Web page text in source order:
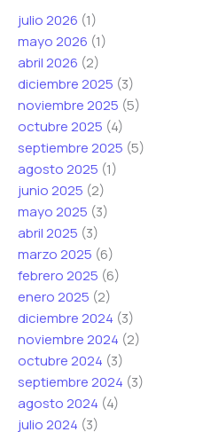
julio 2026 (1)
mayo 2026 (1)
abril 2026 (2)
diciembre 2025 (3)
noviembre 2025 (5)
octubre 2025 (4)
septiembre 2025 (5)
agosto 2025 (1)
junio 2025 (2)
mayo 2025 (3)
abril 2025 (3)
marzo 2025 (6)
febrero 2025 (6)
enero 2025 (2)
diciembre 2024 (3)
noviembre 2024 (2)
octubre 2024 (3)
septiembre 2024 (3)
agosto 2024 (4)
julio 2024 (3)